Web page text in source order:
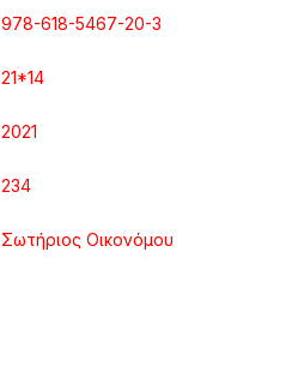
978-618-5467-20-3
21*14
2021
234
Σωτήριος Οικονόμου